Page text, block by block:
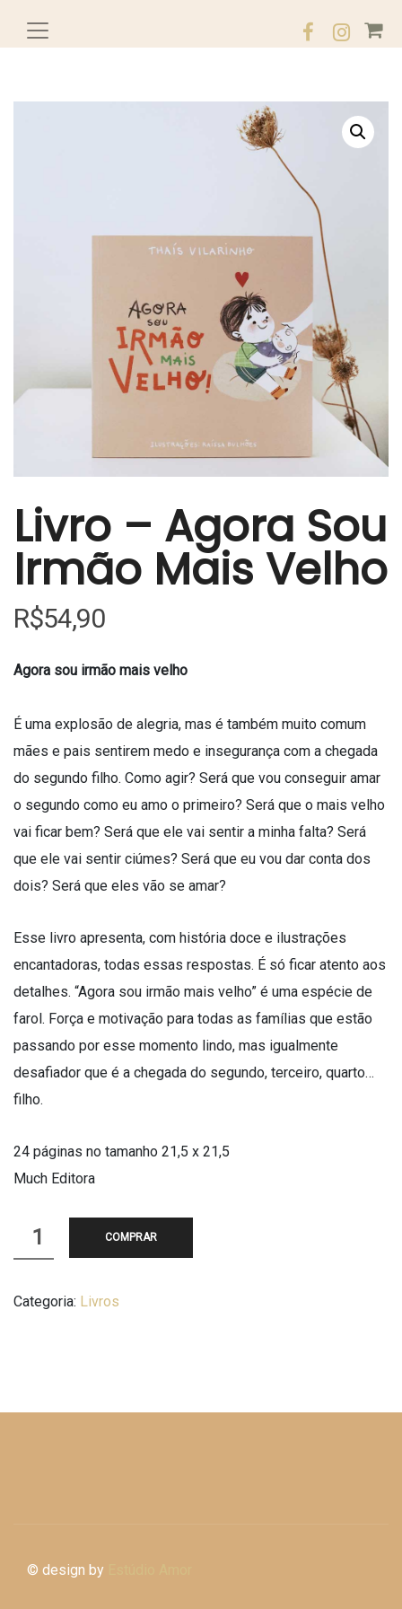
Livro – Agora Sou
Irmão Mais Velho
R$54,90
Agora sou irmão mais velho
É uma explosão de alegria, mas é também muito comum
mães e pais sentirem medo e insegurança com a chegada
do segundo filho. Como agir? Será que vou conseguir amar
o segundo como eu amo o primeiro? Será que o mais velho
vai ficar bem? Será que ele vai sentir a minha falta? Será
que ele vai sentir ciúmes? Será que eu vou dar conta dos
dois? Será que eles vão se amar?
Esse livro apresenta, com história doce e ilustrações
encantadoras, todas essas respostas. É só ficar atento aos
detalhes. “Agora sou irmão mais velho” é uma espécie de
farol. Força e motivação para todas as famílias que estão
passando por esse momento lindo, mas igualmente
desafiador que é a chegada do segundo, terceiro, quarto…
filho.
24 páginas no tamanho 21,5 x 21,5
Much Editora
Livro
–
Sou
quantidade
COMPRAR
Categoria: Livros
© design by